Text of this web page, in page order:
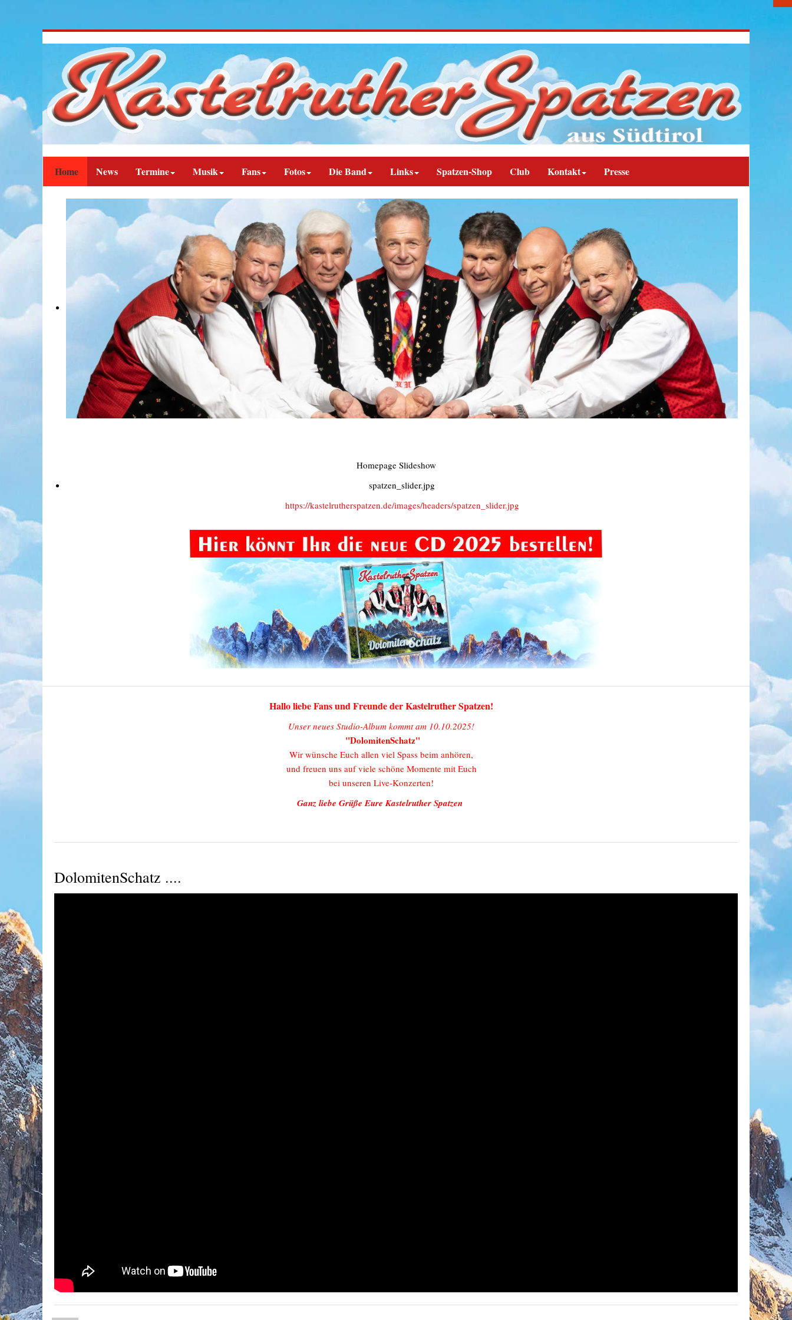
Home News Termine Musik Fans Fotos Die Band Links Spatzen-Shop Club Kontakt Presse
Homepage Slideshow
spatzen_slider.jpg
https://kastelrutherspatzen.de/images/headers/spatzen_slider.jpg
Hallo liebe Fans und Freunde der Kastelruther Spatzen!
Unser neues Studio-Album kommt am 10.10.2025!
"DolomitenSchatz"
Wir wünsche Euch allen viel Spass beim anhören,
und freuen uns auf viele schöne Momente mit Euch
bei unseren Live-Konzerten!
Ganz liebe Grüße Eure Kastelruther Spatzen
DolomitenSchatz ....